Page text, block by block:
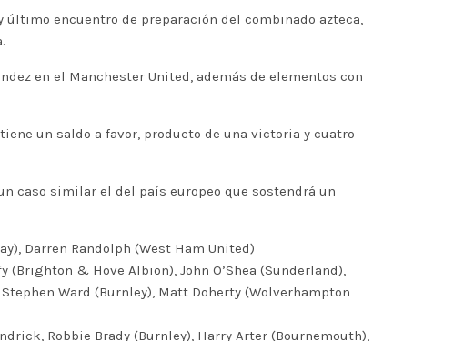
encuentro de preparación del combinado azteca,
en el Manchester United, además de elementos con
un saldo a favor, producto de una victoria y cuatro
caso similar el del país europeo que sostendrá un
Darren Randolph (West Ham United)
(Brighton & Hove Albion), John O’Shea (Sunderland),
Ward (Burnley), Matt Doherty (Wolverhampton
Robbie Brady (Burnley), Harry Arter (Bournemouth),